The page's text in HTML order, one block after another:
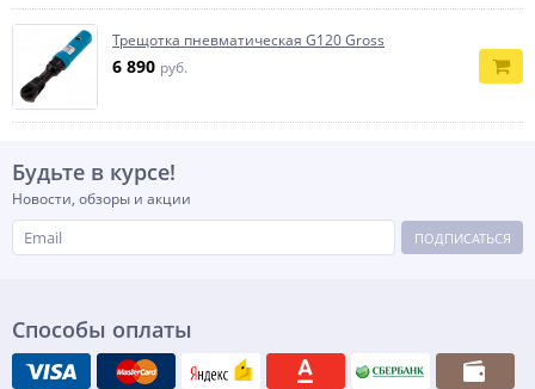
Трещотка пневматическая G120 Gross
6 890 руб.
Будьте в курсе!
Новости, обзоры и акции
ПОДПИСАТЬСЯ
Способы оплаты